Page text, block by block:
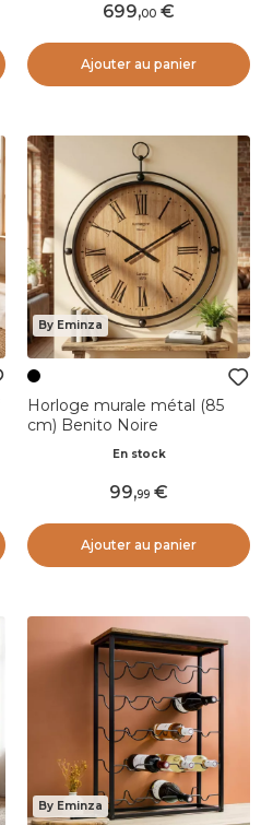
699,00
Ajouter au panier
By Eminza
Horloge murale métal (85
cm) Benito Noire
En stock
99,99
Ajouter au panier
By Eminza